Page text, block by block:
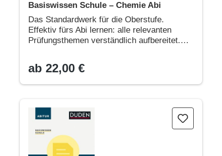
Basiswissen Schule – Chemie Abi
Das Standardwerk für die Oberstufe.
Effektiv fürs Abi lernen: alle relevanten
Prüfungsthemen verständlich aufbereitet.
ab 22,00 €
Basiswissen Schule – Deutsch Abi